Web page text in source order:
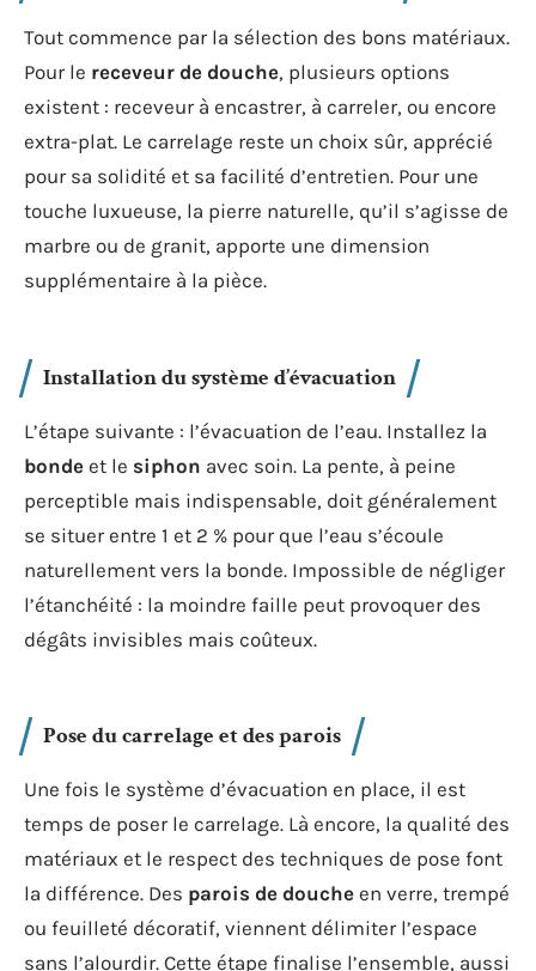
Tout commence par la sélection des bons matériaux.
Pour le receveur de douche, plusieurs options
existent : receveur à encastrer, à carreler, ou encore
extra-plat. Le carrelage reste un choix sûr, apprécié
pour sa solidité et sa facilité d’entretien. Pour une
touche luxueuse, la pierre naturelle, qu’il s’agisse de
marbre ou de granit, apporte une dimension
supplémentaire à la pièce.
Installation du système d’évacuation
L’étape suivante : l’évacuation de l’eau. Installez la
bonde et le siphon avec soin. La pente, à peine
perceptible mais indispensable, doit généralement
se situer entre 1 et 2 % pour que l’eau s’écoule
naturellement vers la bonde. Impossible de négliger
l’étanchéité : la moindre faille peut provoquer des
dégâts invisibles mais coûteux.
Pose du carrelage et des parois
Une fois le système d’évacuation en place, il est
temps de poser le carrelage. Là encore, la qualité des
matériaux et le respect des techniques de pose font
la différence. Des parois de douche en verre, trempé
ou feuilleté décoratif, viennent délimiter l’espace
sans l’alourdir. Cette étape finalise l’ensemble, aussi